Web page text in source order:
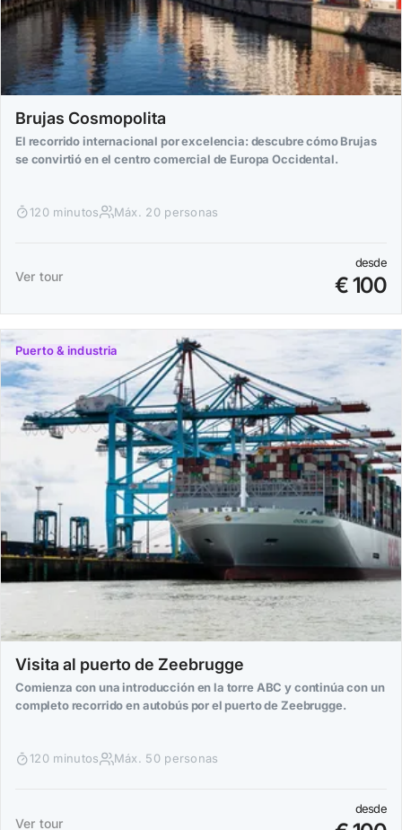
Brujas Cosmopolita
El recorrido internacional por excelencia: descubre cómo Brujas
se convirtió en el centro comercial de Europa Occidental.
120 minutos Máx. 20 personas
Ver tour
desde
€ 100
Puerto & industria
Visita al puerto de Zeebrugge
Comienza con una introducción en la torre ABC y continúa con un
completo recorrido en autobús por el puerto de Zeebrugge.
120 minutos Máx. 50 personas
Ver tour
desde